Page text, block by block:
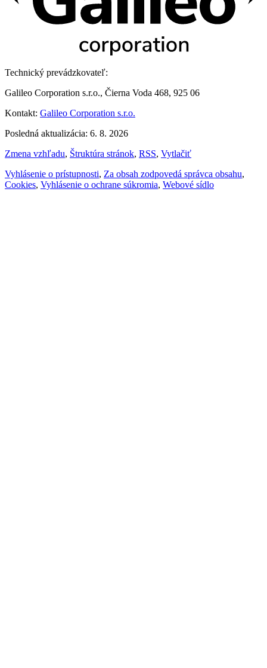
Technický prevádzkovateľ:
Galileo Corporation s.r.o., Čierna Voda 468, 925 06
Kontakt: Galileo Corporation s.r.o.
Posledná aktualizácia: 6. 8. 2026
Zmena vzhľadu, Štruktúra stránok, RSS, Vytlačiť
Vyhlásenie o prístupnosti, Za obsah zodpovedá správca obsahu,
Cookies, Vyhlásenie o ochrane súkromia, Webové sídlo